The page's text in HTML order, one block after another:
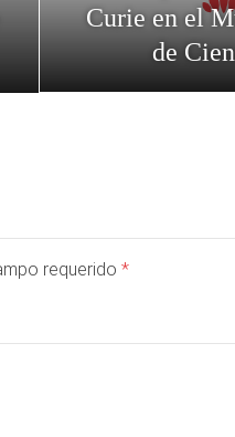
Curie en el
de
requerido *